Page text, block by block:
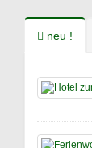
neu !